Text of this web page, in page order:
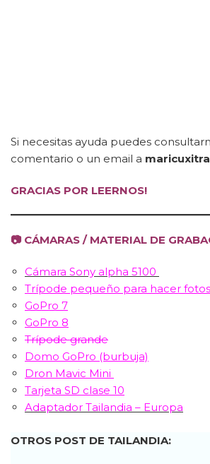
Si necesitas ayuda puedes
comentario o un email a
GRACIAS POR LEERNOS!
📷 CÁMARAS / MATERIAL DE
Cámara Sony alpha 5100
Trípode pequeño para hacer
GoPro 7
GoPro 8
Trípode grande
Domo GoPro (burbuja)
Dron Mavic Mini
Tarjeta SD clase 10
Adaptador Tailandia – Europa
OTROS POST DE TAILANDIA: